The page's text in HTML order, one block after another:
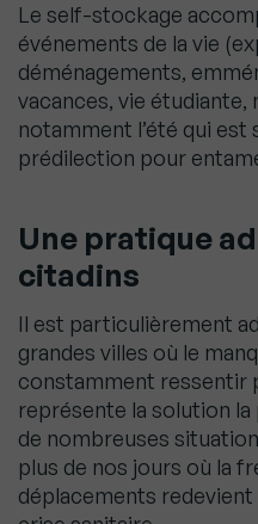
Le self-stockage
événements de la vie
déménagements,
vacances, vie étudiante,
notamment l’été qui est
prédilection pour
Une pratique
citadins
Il est particulièrement
grandes villes où le
constamment ressentir
représente la solution
de nombreuses
plus de nos jours où la
déplacements